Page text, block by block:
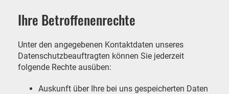
Ihre Betroffenenrechte
Unter den angegebenen Kontaktdaten unseres
Datenschutzbeauftragten können Sie jederzeit
folgende Rechte ausüben:
Auskunft über Ihre bei uns gespeicherten Daten